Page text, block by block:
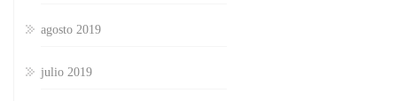
agosto 2019
julio 2019